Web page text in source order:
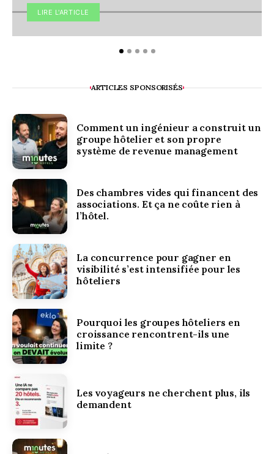
LIRE L'ARTICLE
ARTICLES SPONSORISÉS
Comment un ingénieur a construit un
groupe hôtelier et son propre
système de revenue management
Des chambres vides qui financent des
associations. Et ça ne coûte rien à
l’hôtel.
La concurrence pour gagner en
visibilité s’est intensifiée pour les
hôteliers
Pourquoi les groupes hôteliers en
croissance rencontrent-ils une
limite ?
Les voyageurs ne cherchent plus, ils
demandent